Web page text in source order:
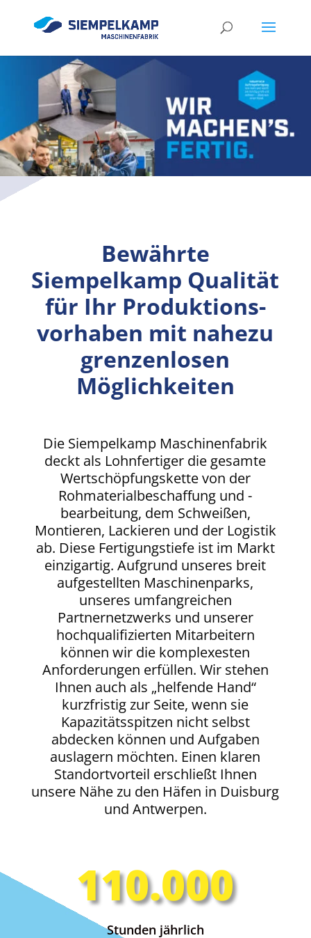
Bewährte
Siempelkamp Qualität
für Ihr Produktions­
vorhaben mit nahezu
grenzenlosen
Möglichkeiten
Die Siempelkamp Maschinenfabrik
deckt als Lohnfertiger die gesamte
Wertschöpfungskette von der
Rohmaterialbeschaffung und -
bearbeitung, dem Schweißen,
Montieren, Lackieren und der Logistik
ab. Diese Fertigungstiefe ist im Markt
einzigartig. Aufgrund unseres breit
aufgestellten Maschinenparks,
unseres umfangreichen
Partnernetzwerks und unserer
hochqualifizierten Mitarbeitern
können wir die komplexesten
Anforderungen erfüllen. Wir stehen
Ihnen auch als „helfende Hand“
kurzfristig zur Seite, wenn sie
Kapazitätsspitzen nicht selbst
abdecken können und Aufgaben
auslagern möchten. Einen klaren
Standortvorteil erschließt Ihnen
unsere Nähe zu den Häfen in Duisburg
und Antwerpen.
110.000
Stunden jährlich